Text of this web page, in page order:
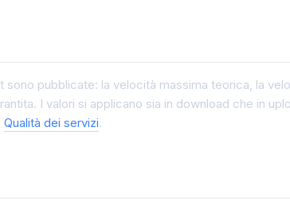
pubblicate: la velocità massima teorica, la
I valori si applicano sia in download che in
Qualità dei servizi.